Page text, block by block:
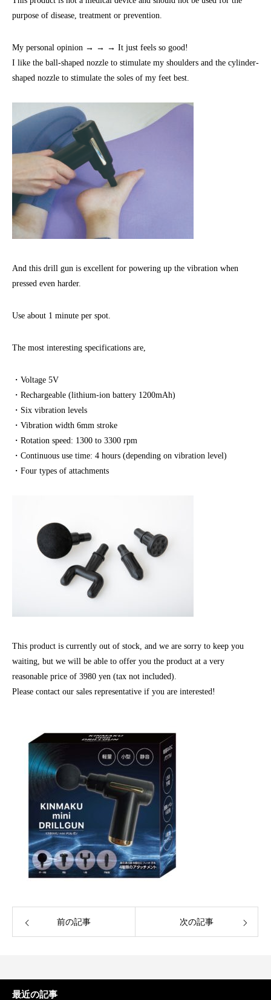
purpose of disease, treatment or prevention.
My personal opinion → → → It just feels so good!
I like the ball-shaped nozzle to stimulate my shoulders and the cylinder-
shaped nozzle to stimulate the soles of my feet best.
And this drill gun is excellent for powering up the vibration when
pressed even harder.
Use about 1 minute per spot.
The most interesting specifications are,
・Voltage 5V
・Rechargeable (lithium-ion battery 1200mAh)
・Six vibration levels
・Vibration width 6mm stroke
・Rotation speed: 1300 to 3300 rpm
・Continuous use time: 4 hours (depending on vibration level)
・Four types of attachments
This product is currently out of stock, and we are sorry to keep you
waiting, but we will be able to offer you the product at a very
reasonable price of 3980 yen (tax not included).
Please contact our sales representative if you are interested!
前の記事 次の記事
最近の記事